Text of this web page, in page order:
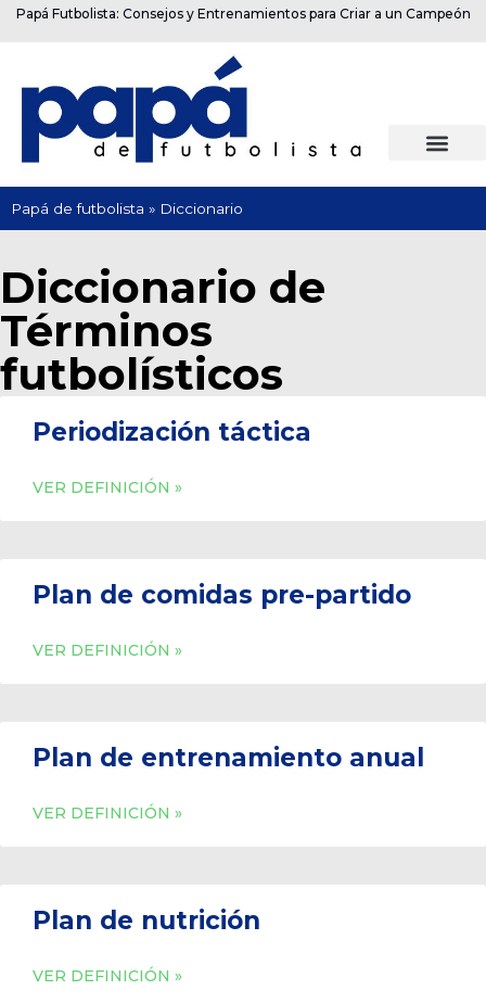
Papá Futbolista: Consejos y Entrenamientos para Criar a un Campeón
Papá de futbolista » Diccionario
Diccionario de
Términos
futbolísticos
Periodización táctica
VER DEFINICIÓN »
Plan de comidas pre-partido
VER DEFINICIÓN »
Plan de entrenamiento anual
VER DEFINICIÓN »
Plan de nutrición
VER DEFINICIÓN »